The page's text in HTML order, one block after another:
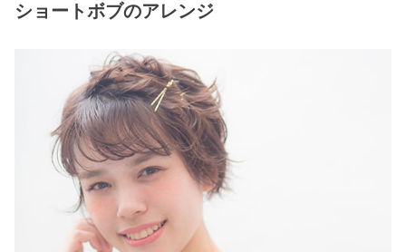
ショートボブのアレンジ